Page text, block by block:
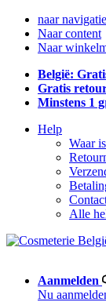
naar navigatie
Naar content
Naar
België:
Gratis
Minstens 1
Help
Waar
Alle
Aanmelden
Nu